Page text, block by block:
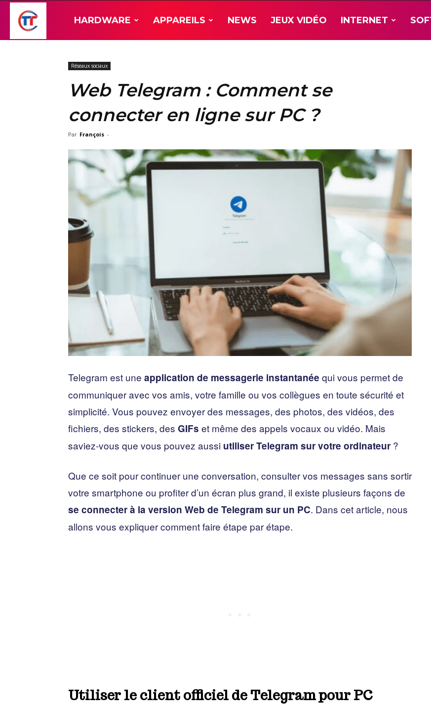
HARDWARE APPAREILS NEWS JEUX VIDÉO INTERNET
Réseaux sociaux
Web Telegram : Comment se
connecter en ligne sur PC ?
Par François -
Telegram est une application de messagerie instantanée qui vous permet de
communiquer avec vos amis, votre famille ou vos collègues en toute sécurité et
simplicité. Vous pouvez envoyer des messages, des photos, des vidéos, des
fichiers, des stickers, des GIFs et même des appels vocaux ou vidéo. Mais
saviez-vous que vous pouvez aussi utiliser Telegram sur votre ordinateur ?
Que ce soit pour continuer une conversation, consulter vos messages sans sortir
votre smartphone ou profiter d’un écran plus grand, il existe plusieurs façons de
se connecter à la version Web de Telegram sur un PC. Dans cet article, nous
allons vous expliquer comment faire étape par étape.
Utiliser le client officiel de Telegram pour PC